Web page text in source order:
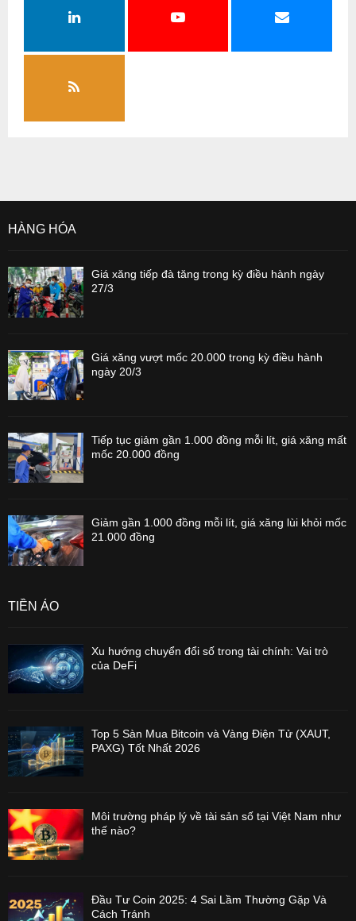
HÀNG HÓA
Giá xăng tiếp đà tăng trong kỳ điều hành ngày
27/3
Giá xăng vượt mốc 20.000 trong kỳ điều hành
ngày 20/3
Tiếp tục giảm gần 1.000 đồng mỗi lít, giá xăng mất
mốc 20.000 đồng
Giảm gần 1.000 đồng mỗi lít, giá xăng lùi khỏi mốc
21.000 đồng
TIỀN ẢO
Xu hướng chuyển đổi số trong tài chính: Vai trò
của DeFi
Top 5 Sàn Mua Bitcoin và Vàng Điện Tử (XAUT,
PAXG) Tốt Nhất 2026
Môi trường pháp lý về tài sản số tại Việt Nam như
thế nào?
Đầu Tư Coin 2025: 4 Sai Lầm Thường Gặp Và
Cách Tránh